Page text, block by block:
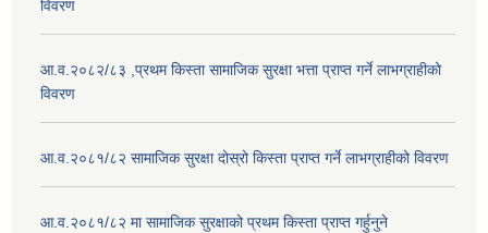
विवरण
आ.व.२०८२/८३ ,प्रथम किस्ता सामाजिक सुरक्षा भत्ता प्राप्त गर्ने लाभग्राहीको
विवरण
आ.व.२०८१/८२ सामाजिक सुरक्षा दोस्रो किस्ता प्राप्त गर्ने लाभग्राहीको विवरण
आ.व.२०८१/८२ मा सामाजिक सुरक्षाको प्रथम किस्ता प्राप्त गर्हुनुने